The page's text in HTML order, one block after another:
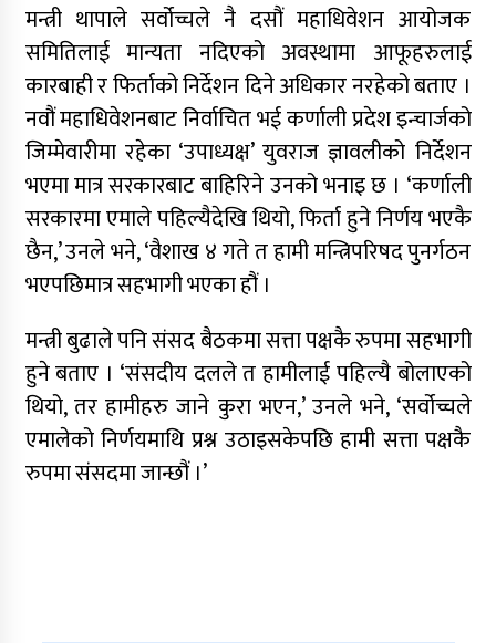
मन्त्री थापाले सर्वोच्चले नै दसौं महाधिवेशन आयोजक
समितिलाई मान्यता नदिएको अवस्थामा आफूहरुलाई
कारबाही र फिर्ताको निर्देशन दिने अधिकार नरहेको बताए ।
नवौं महाधिवेशनबाट निर्वाचित भई कर्णाली प्रदेश इन्चार्जको
जिम्मेवारीमा रहेका ‘उपाध्यक्ष’ युवराज ज्ञावलीको निर्देशन
भएमा मात्र सरकारबाट बाहिरिने उनको भनाइ छ । ‘कर्णाली
सरकारमा एमाले पहिल्यैदेखि थियो, फिर्ता हुने निर्णय भएकै
छैन,’ उनले भने, ‘वैशाख ४ गते त हामी मन्त्रिपरिषद पुनर्गठन
भएपछिमात्र सहभागी भएका हौं ।
मन्त्री बुढाले पनि संसद बैठकमा सत्ता पक्षकै रुपमा सहभागी
हुने बताए । ‘संसदीय दलले त हामीलाई पहिल्यै बोलाएको
थियो, तर हामीहरु जाने कुरा भएन,’ उनले भने, ‘सर्वोच्चले
एमालेको निर्णयमाथि प्रश्न उठाइसकेपछि हामी सत्ता पक्षकै
रुपमा संसदमा जान्छौं ।’